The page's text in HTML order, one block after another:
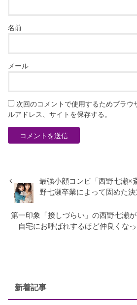
名前
メール
次回のコメントで使用するためブラウ
ルアドレス、サイトを保存する。
最強小顔コンビ「西野七瀬×
野七瀬卒業によって固めた
第一印象「接しづらい」の西野七瀬
自宅にお呼ばれするほど仲良くな
新着記事